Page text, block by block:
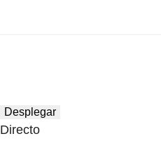
Desplegar
Directo